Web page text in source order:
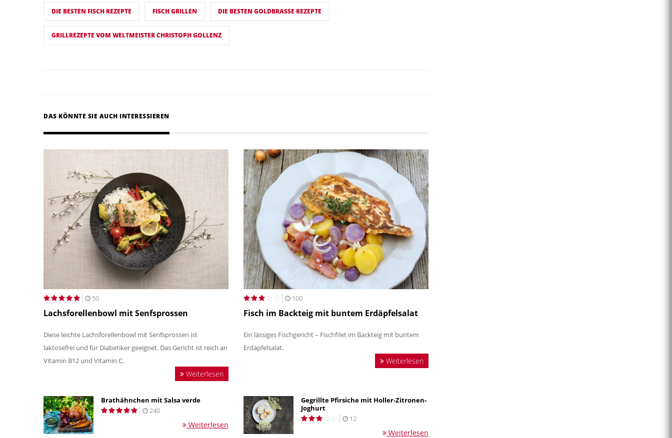
DIE BESTEN FISCH REZEPTE FISCH GRILLEN DIE BESTEN GOLDBRASSE REZEPTE
GRILLREZEPTE VOM WELTMEISTER CHRISTOPH GOLLENZ
DAS KÖNNTE SIE AUCH INTERESSIEREN
50
Lachsforellenbowl mit Senfsprossen
Diese leichte Lachsforellenbowl mit Senfsprossen ist
laktosefrei und für Diabetiker geeignet. Das Gericht ist reich an
Vitamin B12 und Vitamin C.
Weiterlesen
100
Fisch im Backteig mit buntem Erdäpfelsalat
Ein lässiges Fischgericht – Fischfilet im Backteig mit buntem
Erdäpfelsalat.
Weiterlesen
Brathähnchen mit Salsa verde
240
Weiterlesen
Gegrillte Pfirsiche mit Holler-Zitronen-
Joghurt
12
Weiterlesen